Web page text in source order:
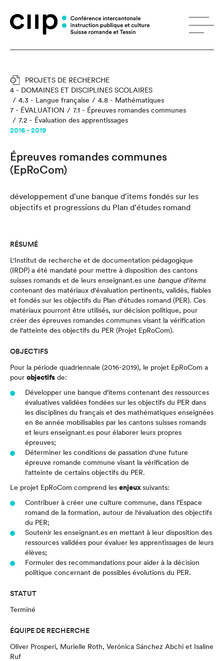
PROJETS DE RECHERCHE
4 - DOMAINES ET DISCIPLINES SCOLAIRES
4.3 - Langue française
4.8 - Mathématiques
7 - ÉVALUATION
7.1 - Épreuves romandes communes
7.2 - Évaluation des apprentissages
2016 - 2019
Épreuves romandes communes
(EpRoCom)
développement d'une banque d'items fondés sur les
objectifs et progressions du Plan d'études romand
RÉSUMÉ
L'Institut de recherche et de documentation pédagogique
(IRDP) a été mandaté pour mettre à disposition des cantons
suisses romands et de leurs enseignant.es une banque d'items
contenant des matériaux d'évaluation pertinents, validés, fiables
et fondés sur les objectifs du Plan d'études romand (PER). Ces
matériaux pourront être utilisés, sur décision politique, pour
créer des épreuves romandes communes visant la vérification
de l'atteinte des objectifs du PER (Projet EpRoCom).
OBJECTIFS
Pour la période quadriennale (2016-2019), le projet EpRoCom a
pour objectifs de:
Développer une banque d'items contenant des ressources
évaluatives validées fondées sur les objectifs du PER dans
les disciplines du français et des mathématiques enseignées
en 8e année mobilisables par les cantons suisses romands
et leurs enseignant.es pour élaborer leurs propres
épreuves;
Déterminer les conditions de passation d'une future
épreuve romande commune visant la vérification de
l'atteinte de certains objectifs du PER.
Le projet EpRoCom comprend les enjeuxsuivants:
Contribuer à créer une culture commune, dans l'Espace
romand de la formation, autour de l'évaluation des objectifs
du PER;
Soutenir les enseignant.es en mettant à leur disposition des
ressources validées pour évaluer les apprentissages de leurs
élèves;
Formuler des recommandations pour aider à la décision
politique concernant de possibles évolutions du PER.
STATUT
Terminé
ÉQUIPE DE RECHERCHE
Oliver Prosperi, Murielle Roth, Verónica Sánchez Abchi et Isaline
Ruf